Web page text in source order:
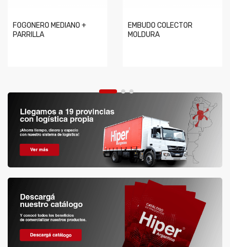
FOGONERO MEDIANO +
PARRILLA
EMBUDO COLECTOR
MOLDURA